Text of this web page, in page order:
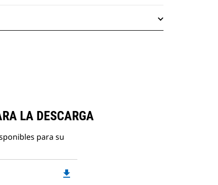
LA DESCARGA
para su
file_download